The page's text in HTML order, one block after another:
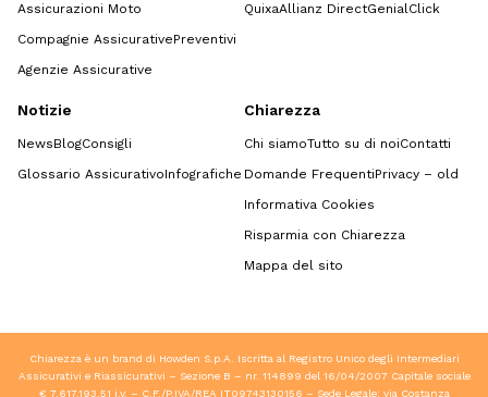
Assicurazioni Moto
Compagnie AssicurativePreventivi
Agenzie Assicurative
QuixaAllianz DirectGenialClick
Notizie
NewsBlogConsigli
Glossario AssicurativoInfografiche
Chiarezza
Chi siamoTutto su di noiContatti
Domande FrequentiPrivacy – old
Informativa Cookies
Risparmia con Chiarezza
Mappa del sito
Chiarezza è un brand di Howden S.p.A. Iscritta al Registro Unico degli Intermediari
Assicurativi e Riassicurativi – Sezione B – nr. 114899 del 16/04/2007 Capitale sociale
€ 7.617.193,51 i.v. – C.F./P.IVA/REA IT09743130156 – Sede Legale: via Costanza